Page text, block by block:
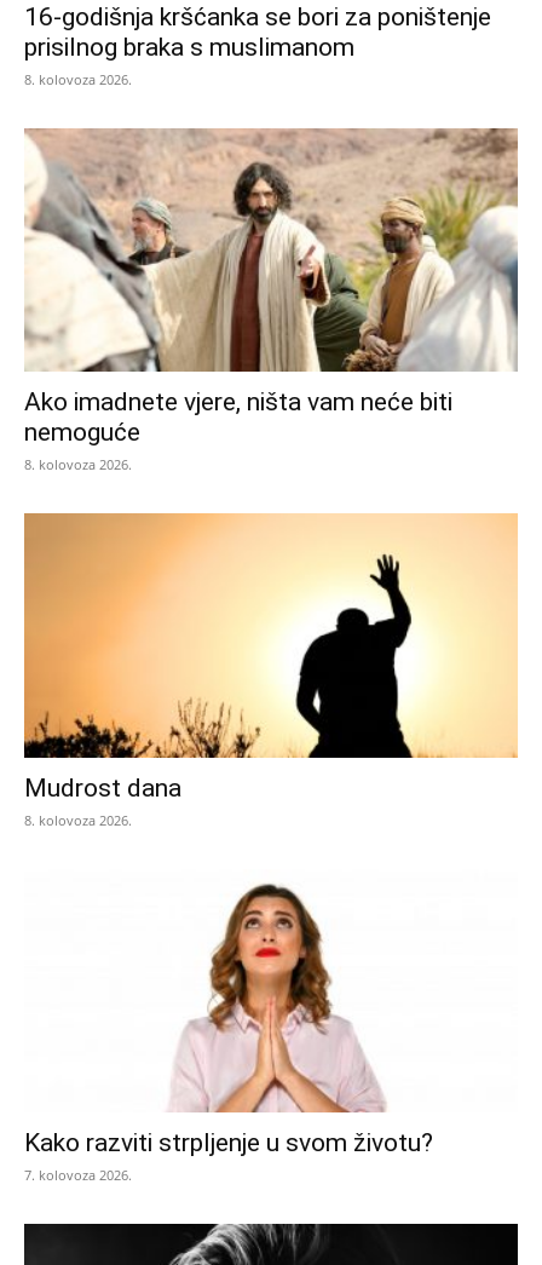
16-godišnja kršćanka se bori za poništenje
prisilnog braka s muslimanom
8. kolovoza 2026.
Ako imadnete vjere, ništa vam neće biti
nemoguće
8. kolovoza 2026.
Mudrost dana
8. kolovoza 2026.
Kako razviti strpljenje u svom životu?
7. kolovoza 2026.